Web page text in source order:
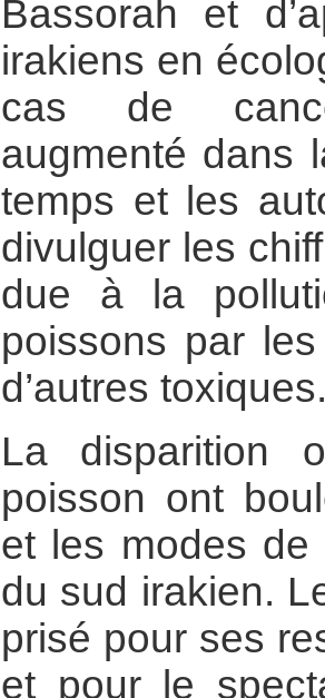
Bassorah et
irakiens en
cas de
augmenté dans
temps et les
divulguer les
due à la
poissons par
d’autres
La disparition
poisson ont
et les modes
du sud irakien.
prisé pour ses
et pour le